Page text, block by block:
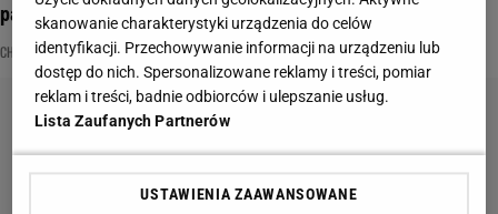
pamiętacie ten serial?
CHANDLER FRIENDS MATTHEW PERRY
skanowanie charakterystyki urządzenia do celów
identyfikacji. Przechowywanie informacji na urządzeniu lub
dostęp do nich. Spersonalizowane reklamy i treści, pomiar
reklam i treści, badnie odbiorców i ulepszanie usług.
Lista Zaufanych Partnerów
USTAWIENIA ZAAWANSOWANE